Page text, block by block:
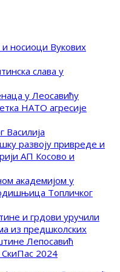
и носиоци Вукових
слава у
у Леосавићу
НАТО агресије
Василија
развоју привреде и
АП Косово и
академијом у
Топличког
и грдови уручили
из предшколских
Лепосавић
2024